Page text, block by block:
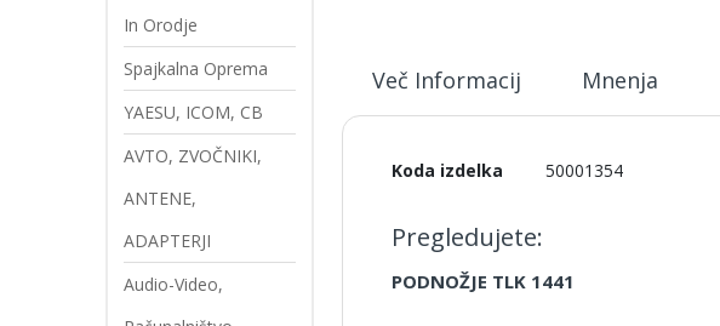
Več Informacij Mnenja
Več
Koda izdelka 50001354
Pregledujete:
PODNOŽJE TLK 1441
In Orodje
Spajkalna Oprema
YAESU, ICOM, CB
AVTO, ZVOČNIKI,
ANTENE,
ADAPTERJI
Audio-Video,